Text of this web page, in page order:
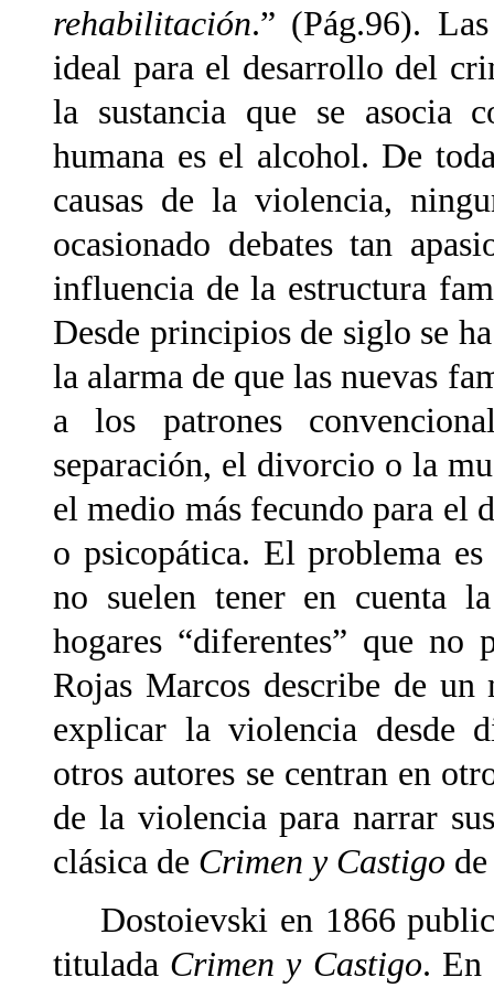
rehabilitación.” (Pág.96).
ideal para el desarrollo del
la sustancia que se asocia
humana es el alcohol. De
causas de la violencia,
ocasionado debates tan
influencia de la estructura
Desde principios de siglo se
la alarma de que las nuevas
a los patrones
separación, el divorcio o la
el medio más fecundo para el
o psicopática. El problema
no suelen tener en cuenta
hogares “diferentes” que no
Rojas Marcos describe de
explicar la violencia desde
otros autores se centran en
de la violencia para narrar
clásica de Crimen y Castigo
Dostoievski en 1866
titulada Crimen y Castigo. En